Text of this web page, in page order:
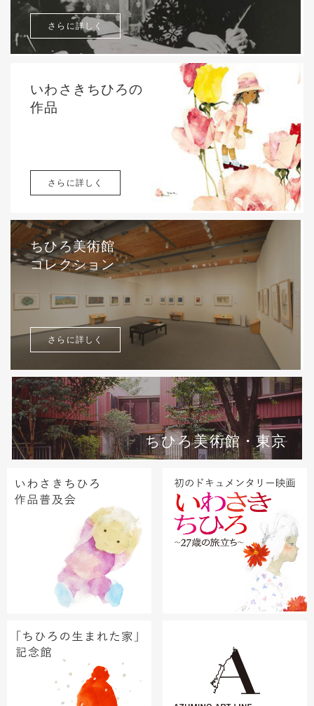
さらに詳しく
いわさきちひろの
作品
さらに詳しく
ちひろ美術館
コレクション
さらに詳しく
ちひろ美術館・東京